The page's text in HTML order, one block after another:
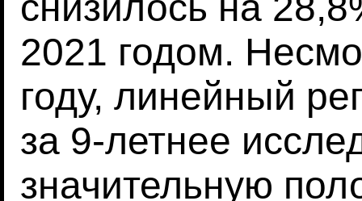
2021 годом.
году, линейный
за 9-летнее
значительную